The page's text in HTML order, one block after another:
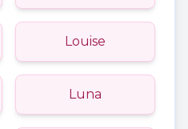
Louise
Luna